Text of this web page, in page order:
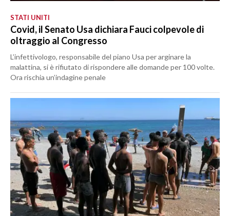
STATI UNITI
Covid, il Senato Usa dichiara Fauci colpevole di
oltraggio al Congresso
L’infettivologo, responsabile del piano Usa per arginare la
malattina, si è rifiutato di rispondere alle domande per 100 volte.
Ora rischia un’indagine penale